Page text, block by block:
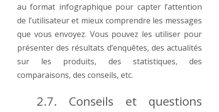
au format infographique pour capter l’attention
de l’utilisateur et mieux comprendre les messages
que vous envoyez. Vous pouvez les utiliser pour
présenter des résultats d’enquêtes, des actualités
sur les produits, des statistiques, des
comparaisons, des conseils, etc.
2.7. Conseils et questions